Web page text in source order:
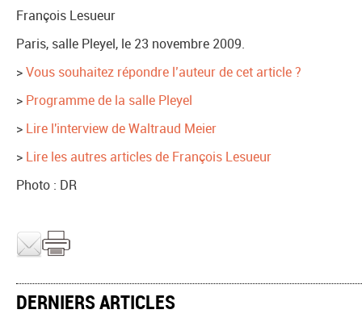
François Lesueur
Paris, salle Pleyel, le 23 novembre 2009.
>Vous souhaitez répondre l’auteur de cet article ?
> Programme de la salle Pleyel
> Lire l'interview de Waltraud Meier
> Lire les autres articles de François Lesueur
Photo : DR
DERNIERS ARTICLES